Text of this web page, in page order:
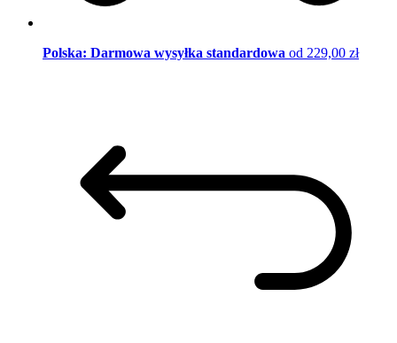
Polska: Darmowa wysyłka standardowa od 229,00 zł